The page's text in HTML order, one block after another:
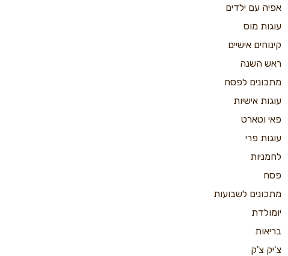
אפיה עם ילדים
עוגות מוס
קינוחים אישיים
ראש השנה
מתכונים לפסח
עוגות אישיות
פאי וטארט
עוגות פרי
לחמניות
פסח
מתכונים לשבועות
יומולדת
בריאות
צ'יק צ'ק